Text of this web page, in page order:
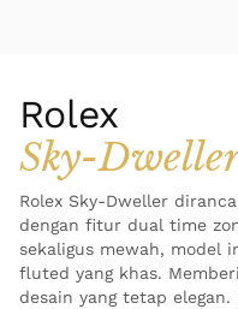
Rolex
Sky-
Rolex Sky-Dweller
dengan fitur dual time
sekaligus mewah, model
fluted yang khas.
desain yang tetap